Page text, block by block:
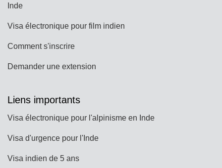
Inde
Visa électronique pour film indien
Comment s'inscrire
Demander une extension
Liens importants
Visa électronique pour l'alpinisme en Inde
Visa d'urgence pour l'Inde
Visa indien de 5 ans